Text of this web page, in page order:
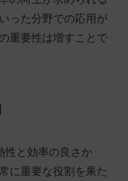
った分野での応用が
重要性は増すことで
性と効率の良さか
に重要な役割を果た